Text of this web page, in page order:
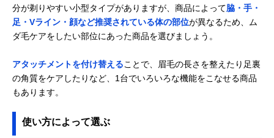
ー KLC-0730
テム
Amazonで見る
ompa Tホルダー
FB0057
肌にやさしい音波
振動でムダ毛をカ
Amazonで見る
ブラウン(Braun)
足裏の古い角質も
脇・腕・足・ビ
分が剃りやすい小型タイプがありますが、商品によって脇・手・
足・Vライン・顔など推奨されている体の部位が異なるため、ム
ダ毛ケアをしたい部位にあった商品を選びましょう。
アタッチメントを付け替えることで、眉毛の長さを整えたり足裏
の角質をケアしたりなど、1台でいろいろな機能をこなせる商品
もあります。
使い方によって選ぶ